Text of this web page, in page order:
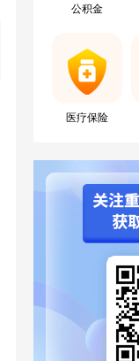
公积金
医疗保险